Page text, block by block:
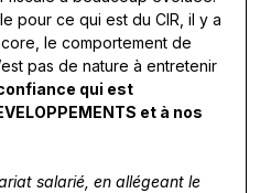
pour ce qui est du CIR, il y a
le comportement de
pas de nature à entretenir
qui est
et à nos
salarié, en allégeant le